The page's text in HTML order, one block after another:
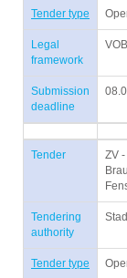
Tender type
Legal
framework
VOB
Submission
deadline
Tender
ZV
Tendering
authority
Tender type